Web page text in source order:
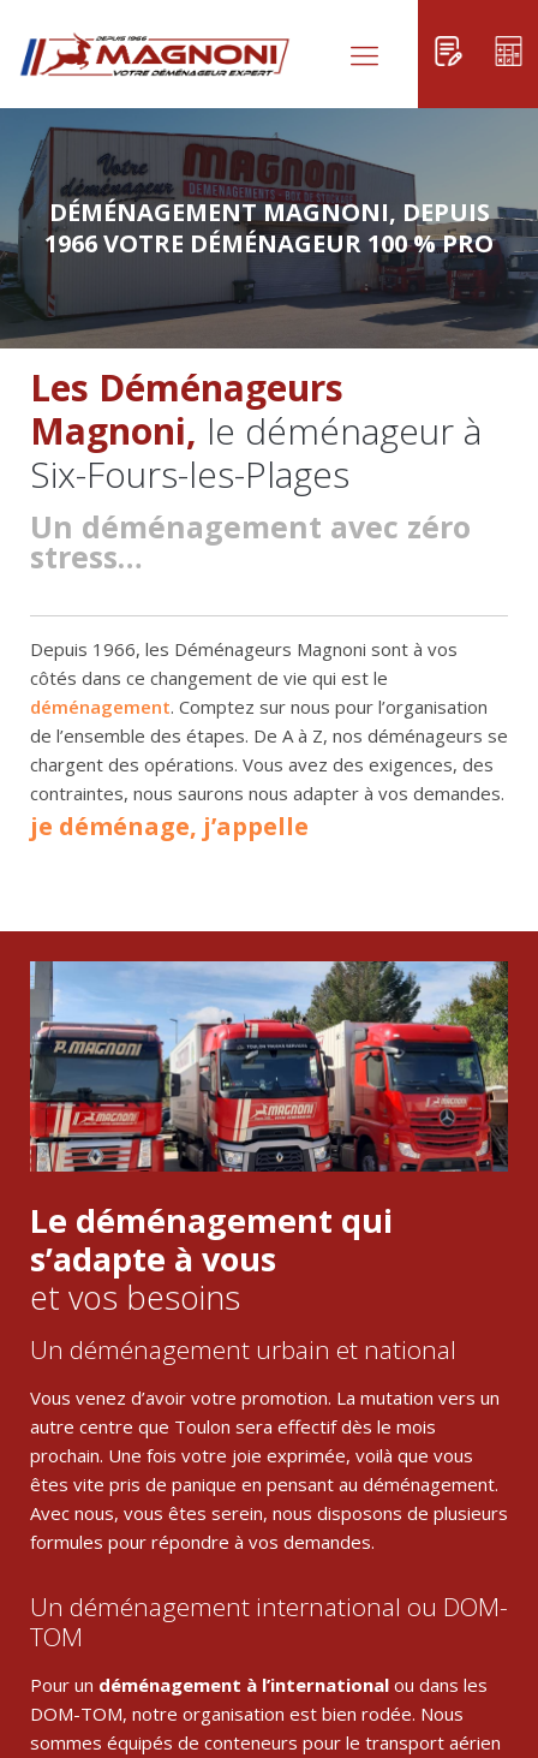
DÉMÉNAGEMENT MAGNONI, DEPUIS
1966 VOTRE DÉMÉNAGEUR 100 % PRO
Les Déménageurs
Magnoni, le déménageur à
Six-Fours-les-Plages
Un déménagement avec zéro
stress…
Depuis 1966, les Déménageurs Magnoni sont à vos
côtés dans ce changement de vie qui est le
déménagement. Comptez sur nous pour l’organisation
de l’ensemble des étapes. De A à Z, nos déménageurs se
chargent des opérations. Vous avez des exigences, des
contraintes, nous saurons nous adapter à vos demandes.
je déménage, j’appelle
Le déménagement qui
s’adapte à vous
et vos besoins
Un déménagement urbain et national
Vous venez d’avoir votre promotion. La mutation vers un
autre centre que Toulon sera effectif dès le mois
prochain. Une fois votre joie exprimée, voilà que vous
êtes vite pris de panique en pensant au déménagement.
Avec nous, vous êtes serein, nous disposons de plusieurs
formules pour répondre à vos demandes.
Un déménagement international ou DOM-
TOM
Pour un déménagement à l’international ou dans les
DOM-TOM, notre organisation est bien rodée. Nous
sommes équipés de conteneurs pour le transport aérien